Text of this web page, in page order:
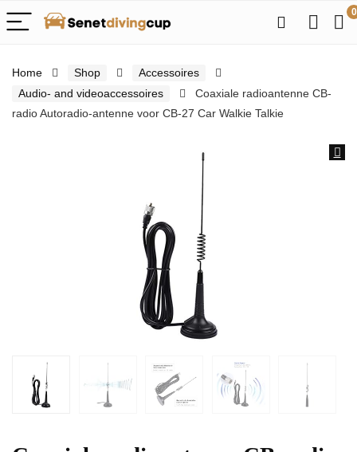
0
Home Shop
Accessoires
Audio- and videoaccessoires
Coaxiale radioantenne CB-
radio Autoradio-antenne voor CB-27 Car Walkie Talkie